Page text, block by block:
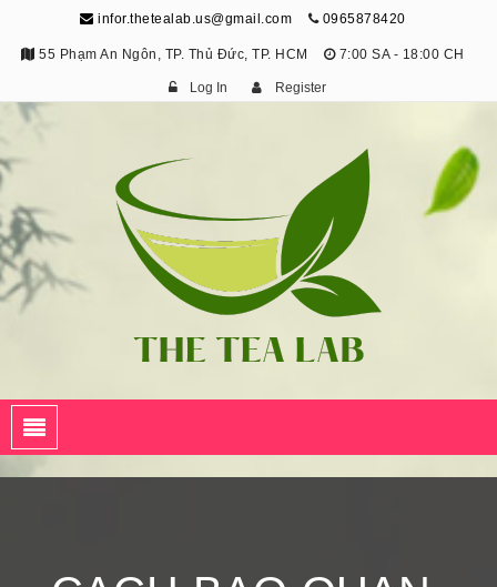
infor.thetealab.us@gmail.com 0965878420
55 Phạm An Ngôn, TP. Thủ Đức, TP. HCM 7:00 SA - 18:00 CH
Log In Register